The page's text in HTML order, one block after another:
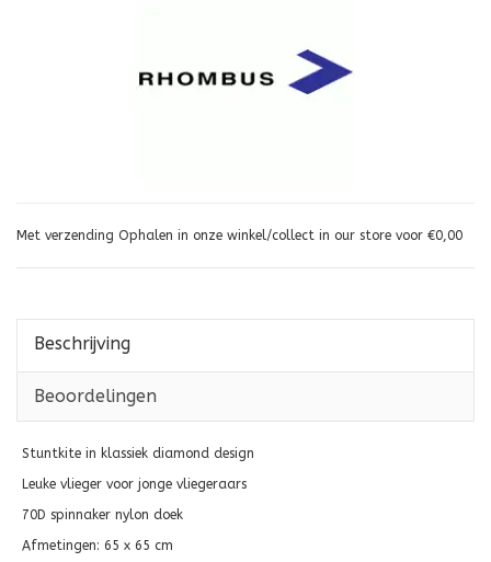
Met verzending Ophalen in onze winkel/collect in our store voor €0,00
Beschrijving
Beoordelingen
Stuntkite in klassiek diamond design
Leuke vlieger voor jonge vliegeraars
70D spinnaker nylon doek
Afmetingen: 65 x 65 cm